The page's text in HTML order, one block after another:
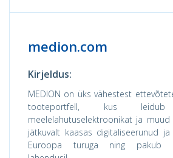
medion.com
Kirjeldus:
MEDION on üks vähestest
tooteportfell, kus leidub
meelelahutuselektroonikat ja
jätkuvalt kaasas digitaliseerunud
Euroopa turuga ning pakub